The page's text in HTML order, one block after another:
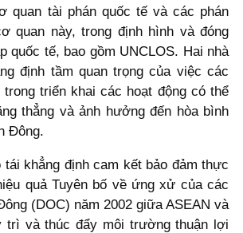
quan tài phán quốc tế và các phán
quan này, trong định hình và đóng
quốc tế, bao gồm UNCLOS. Hai nhà
định tầm quan trọng của việc các
triển khai các hoạt động có thể
thẳng và ảnh hưởng đến hòa bình
Đông.
tái khẳng định cam kết bảo đảm thực
quả Tuyên bố về ứng xử của các
(DOC) năm 2002 giữa ASEAN và
trì và thúc đẩy môi trường thuận lợi